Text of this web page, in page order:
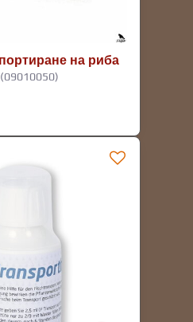
на риба
(09010050)